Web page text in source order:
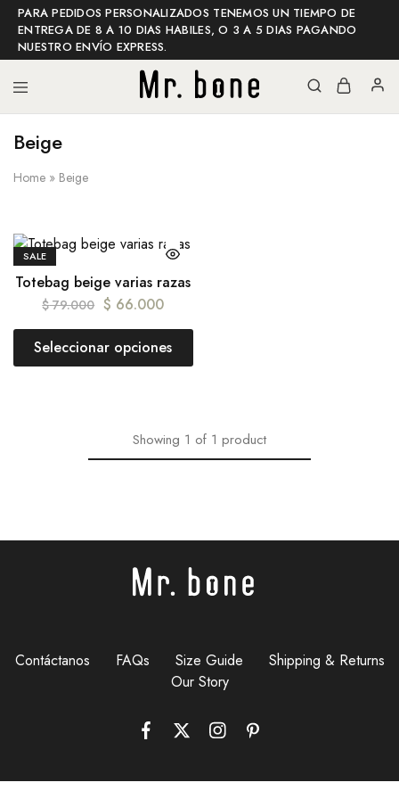
PARA PEDIDOS PERSONALIZADOS TENEMOS UN TIEMPO DE
ENTREGA DE 8 A 10 DIAS HABILES, O 3 A 5 DIAS PAGANDO
NUESTRO ENVÍO EXPRESS.
Beige
Home » Beige
SALE
Totebag beige varias razas
$79.000 $ 66.000
Seleccionar opciones
Showing 1 of 1 product
Contáctanos FAQs Size Guide
Shipping & Returns
Our Story